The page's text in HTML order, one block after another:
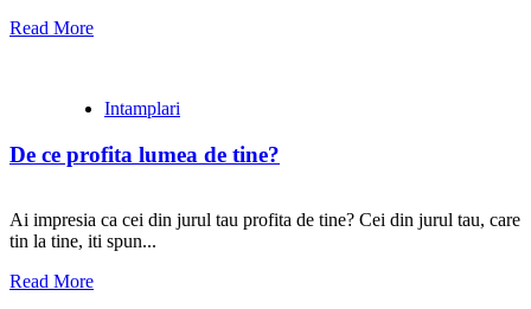
Read More
Intamplari
De ce profita lumea de tine?
Ai impresia ca cei din jurul tau profita de tine? Cei din jurul tau, care
tin la tine, iti spun...
Read More